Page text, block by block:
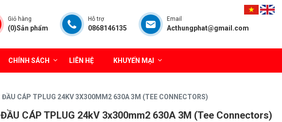
Giỏ hàng
(0)Sản phẩm
Hỗ trợ
0868146135
Email
Acthungphat@gmail.com
CHÍNH SÁCH LIÊN HỆ KHUYẾN MẠI
ĐẦU CÁP TPLUG 24KV 3X300MM2 630A 3M (TEE CONNECTORS)
ĐẦU CÁP TPLUG 24kV 3x300mm2 630A 3M (Tee Connectors)